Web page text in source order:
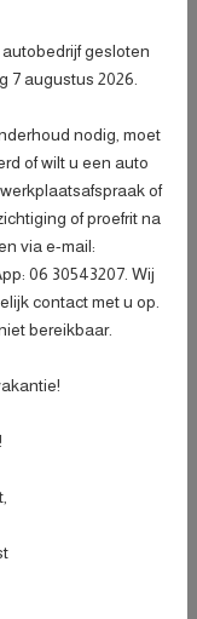
€ 499,-gesloten
7 augustus 2026.
nodig, moet
of wilt u een auto
of
of proefrit na
via e-mail:
06 30543207. Wij
contact met u op.
bereikbaar.